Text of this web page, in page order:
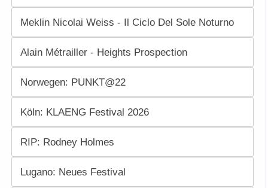
Meklin Nicolai Weiss - Il Ciclo Del Sole Noturno
Alain Métrailler - Heights Prospection
Norwegen: PUNKT@22
Köln: KLAENG Festival 2026
RIP: Rodney Holmes
Lugano: Neues Festival